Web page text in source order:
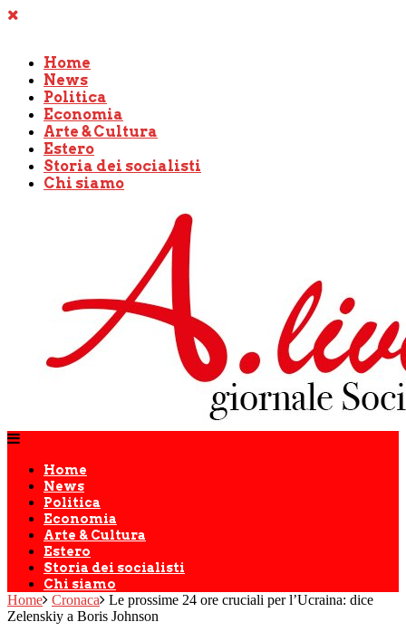
Home
News
Politica
Economia
Arte & Cultura
Estero
Storia dei socialisti
Chi siamo
Home
News
Politica
Economia
Arte & Cultura
Estero
Storia dei socialisti
Chi siamo
Home Cronaca
Le prossime 24 ore cruciali per l’Ucraina: dice
Zelenskiy a Boris Johnson